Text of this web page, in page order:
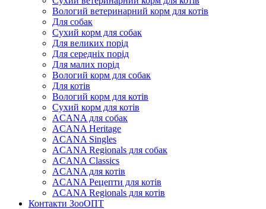
Вологий ветеринарний корм для котів
Для собак
Сухий корм для собак
Для великих порід
Для середніх порід
Для малих порід
Вологий корм для собак
Для котів
Вологий корм для котів
Сухий корм для котів
ACANA для собак
ACANA Heritage
ACANA Singles
ACANA Regionals для собак
ACANA Classics
ACANA для котів
ACANA Рецепти для котів
ACANA Regionals для котів
Контакти ЗооОПТ